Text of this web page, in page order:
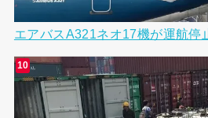
エアバスA321ネオ17機が運航停